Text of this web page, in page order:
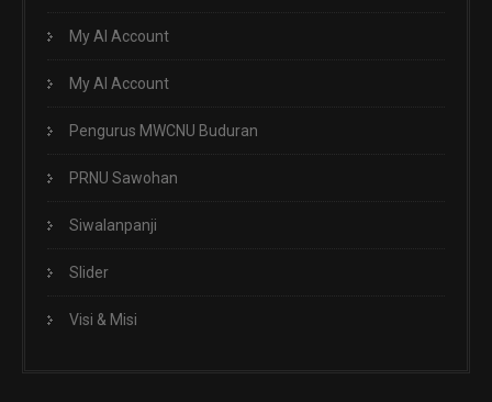
My AI Account
My AI Account
Pengurus MWCNU Buduran
PRNU Sawohan
Siwalanpanji
Slider
Visi & Misi